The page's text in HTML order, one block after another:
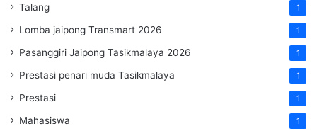
Talang 1
Lomba jaipong Transmart 2026 1
Pasanggiri Jaipong Tasikmalaya 2026 1
Prestasi penari muda Tasikmalaya 1
Prestasi 1
Mahasiswa 1